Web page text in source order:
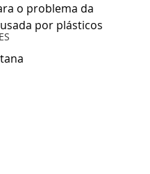
o problema da
por plásticos